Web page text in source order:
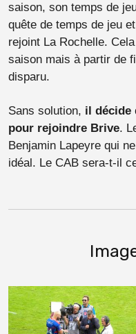
saison, son temps de
quête de temps de jeu
rejoint La Rochelle.
saison mais à partir de
disparu.
Sans solution, il décide
pour rejoindre Brive.
Benjamin Lapeyre qui
idéal. Le CAB sera-t-il